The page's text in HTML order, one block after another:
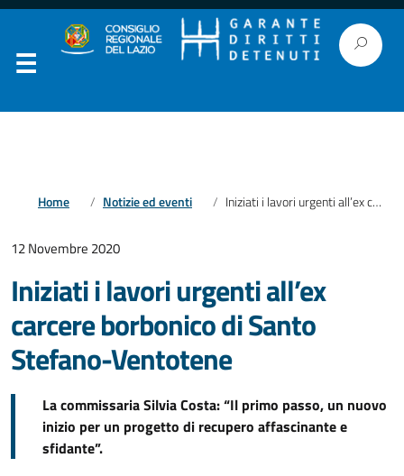
Home Notizie ed eventi Iniziati i lavori urgenti all’ex carcere borbonico di Santo Stefano-Ventotene
12 Novembre 2020
Iniziati i lavori urgenti all’ex
carcere borbonico di Santo
Stefano-Ventotene
La commissaria Silvia Costa: “Il primo passo, un nuovo
inizio per un progetto di recupero affascinante e
sfidante”.